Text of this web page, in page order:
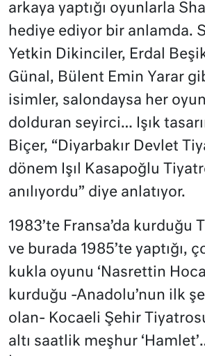
arkaya yaptığı oyunlarla
hediye ediyor bir anlamda.
Yetkin Dikinciler, Erdal
Günal, Bülent Emin Yarar
isimler, salondaysa her
dolduran seyirci… Işık
Biçer, “Diyarbakır Devlet
dönem Işıl Kasapoğlu
anılıyordu” diye anlatıyor.
1983’te Fransa’da kurduğu
ve burada 1985’te yaptığı,
kukla oyunu ‘Nasrettin
kurduğu -Anadolu’nun ilk
olan- Kocaeli Şehir
altı saatlik meşhur